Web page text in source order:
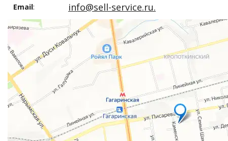
Email: info@sell-service.ru.